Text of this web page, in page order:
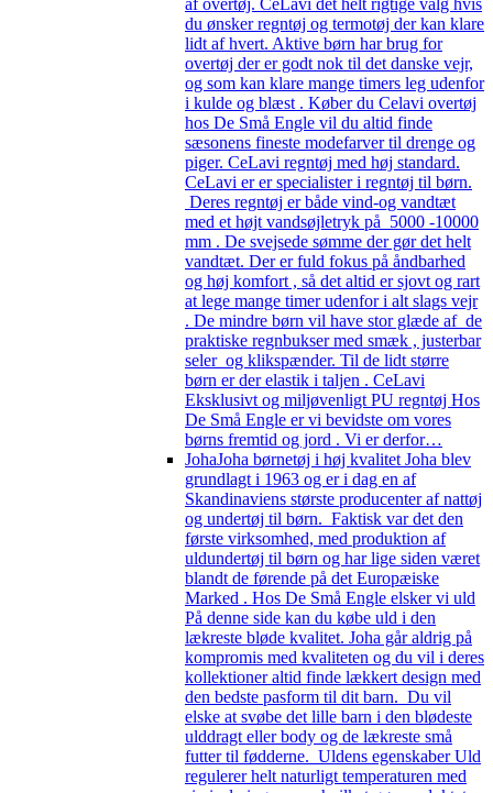
du ønsker regntøj og termotøj der kan klare
lidt af hvert. Aktive børn har brug for
overtøj der er godt nok til det danske vejr,
og som kan klare mange timers leg udenfor
i kulde og blæst . Køber du Celavi overtøj
hos De Små Engle vil du altid finde
sæsonens fineste modefarver til drenge og
piger. CeLavi regntøj med høj standard.
CeLavi er er specialister i regntøj til børn.
Deres regntøj er både vind-og vandtæt
med et højt vandsøjletryk på 5000 -10000
mm . De svejsede sømme der gør det helt
vandtæt. Der er fuld fokus på åndbarhed
og høj komfort , så det altid er sjovt og rart
at lege mange timer udenfor i alt slags vejr
. De mindre børn vil have stor glæde af de
praktiske regnbukser med smæk , justerbar
seler og klikspænder. Til de lidt større
børn er der elastik i taljen . CeLavi
Eksklusivt og miljøvenligt PU regntøj Hos
De Små Engle er vi bevidste om vores
børns fremtid og jord . Vi er derfor…
JohaJoha børnetøj i høj kvalitet Joha blev
grundlagt i 1963 og er i dag en af
Skandinaviens største producenter af nattøj
og undertøj til børn. Faktisk var det den
første virksomhed, med produktion af
uldundertøj til børn og har lige siden været
blandt de førende på det Europæiske
Marked . Hos De Små Engle elsker vi uld
På denne side kan du købe uld i den
lækreste bløde kvalitet. Joha går aldrig på
kompromis med kvaliteten og du vil i deres
kollektioner altid finde lækkert design med
den bedste pasform til dit barn. Du vil
elske at svøbe det lille barn i den blødeste
ulddragt eller body og de lækreste små
futter til fødderne. Uldens egenskaber Uld
regulerer helt naturligt temperaturen med